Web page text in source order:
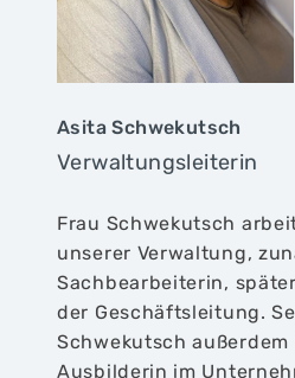
Asita Schwekutsch
Verwaltungsleiterin
Frau Schwekutsch
unserer Verwaltung,
Sachbearbeiterin,
der Geschäftsleitung.
Schwekutsch
Ausbilderin im